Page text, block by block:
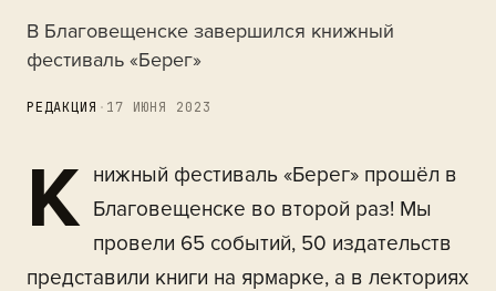
В Благовещенске завершился книжный
фестиваль «Берег»
РЕДАКЦИЯ · 17 ИЮНЯ 2023
К нижный фестиваль «Берег» прошёл в
Благовещенске во второй раз! Мы
провели 65 событий, 50 издательств
представили книги на ярмарке, а в лекториях